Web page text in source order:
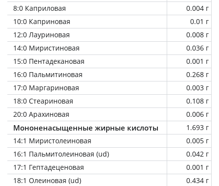
8:0 Каприловая
0.004 г
10:0 Каприновая
0.01 г
12:0 Лауриновая
0.008 г
14:0 Миристиновая
0.036 г
15:0 Пентадекановая
0.001 г
16:0 Пальмитиновая
0.268 г
17:0 Маргариновая
0.003 г
18:0 Стеариновая
0.108 г
20:0 Арахиновая
0.006 г
Мононенасыщенные жирные кислоты
1.693 г
14:1 Миристолеиновая
0.005 г
16:1 Пальмитолеиновая (ud)
0.042 г
17:1 Гептадеценовая
0.001 г
18:1 Олеиновая (ud)
0.434 г